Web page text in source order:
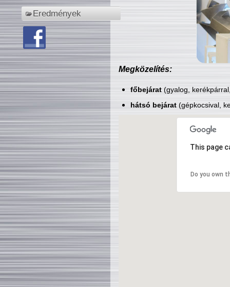
Eredmények
Megközelítés:
főbejárat(gyalog,
hátsó bejárat(gépkocsival,
This page
Do you own